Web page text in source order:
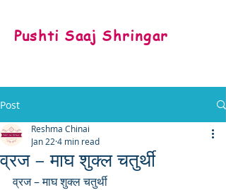
Pushti Saaj Shringar
Post
व्रज – माघ शुक्ल चतुर्थी
Reshma Chinai
Jan 22 4 min read
व्रज – माघ शुक्ल चतुर्थी